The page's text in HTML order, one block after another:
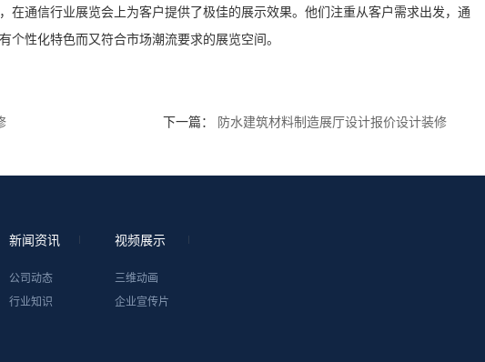
在通信行业展览会上为客户提供了极佳的展示效果。他们注重从客户需求出发，通
性化特色而又符合市场潮流要求的展览空间。
下一篇： 防水建筑材料制造展厅设计报价设计装修
新闻资讯
公司动态
行业知识
视频展示
三维动画
企业宣传片